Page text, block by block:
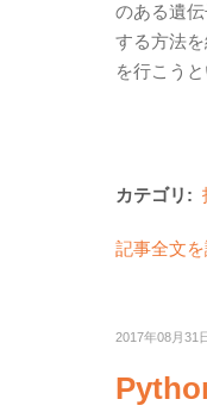
のある遺
する方法
を行こう
カテゴリ:
記事全文
2017年08月31